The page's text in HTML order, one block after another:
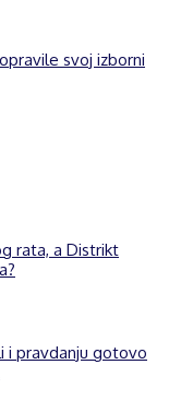
svoj izborni
rata, a Distrikt
i pravdanju gotovo